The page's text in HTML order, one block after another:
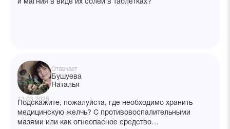
и магния в виде их солей в таблетках?
Отвечает
Бушуева
Наталья
13.03.2025
Подскажите, пожалуйста, где необходимо хранить
медицинскую желчь? С противовоспалительными
мазями или как огнеопасное средство